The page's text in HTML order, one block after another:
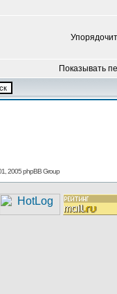
Показывать
2005 phpBB Group